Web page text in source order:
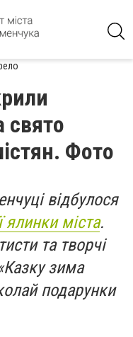
свято
Фото
відбулося
ялинки міста.
та творчі
зима
подарунки